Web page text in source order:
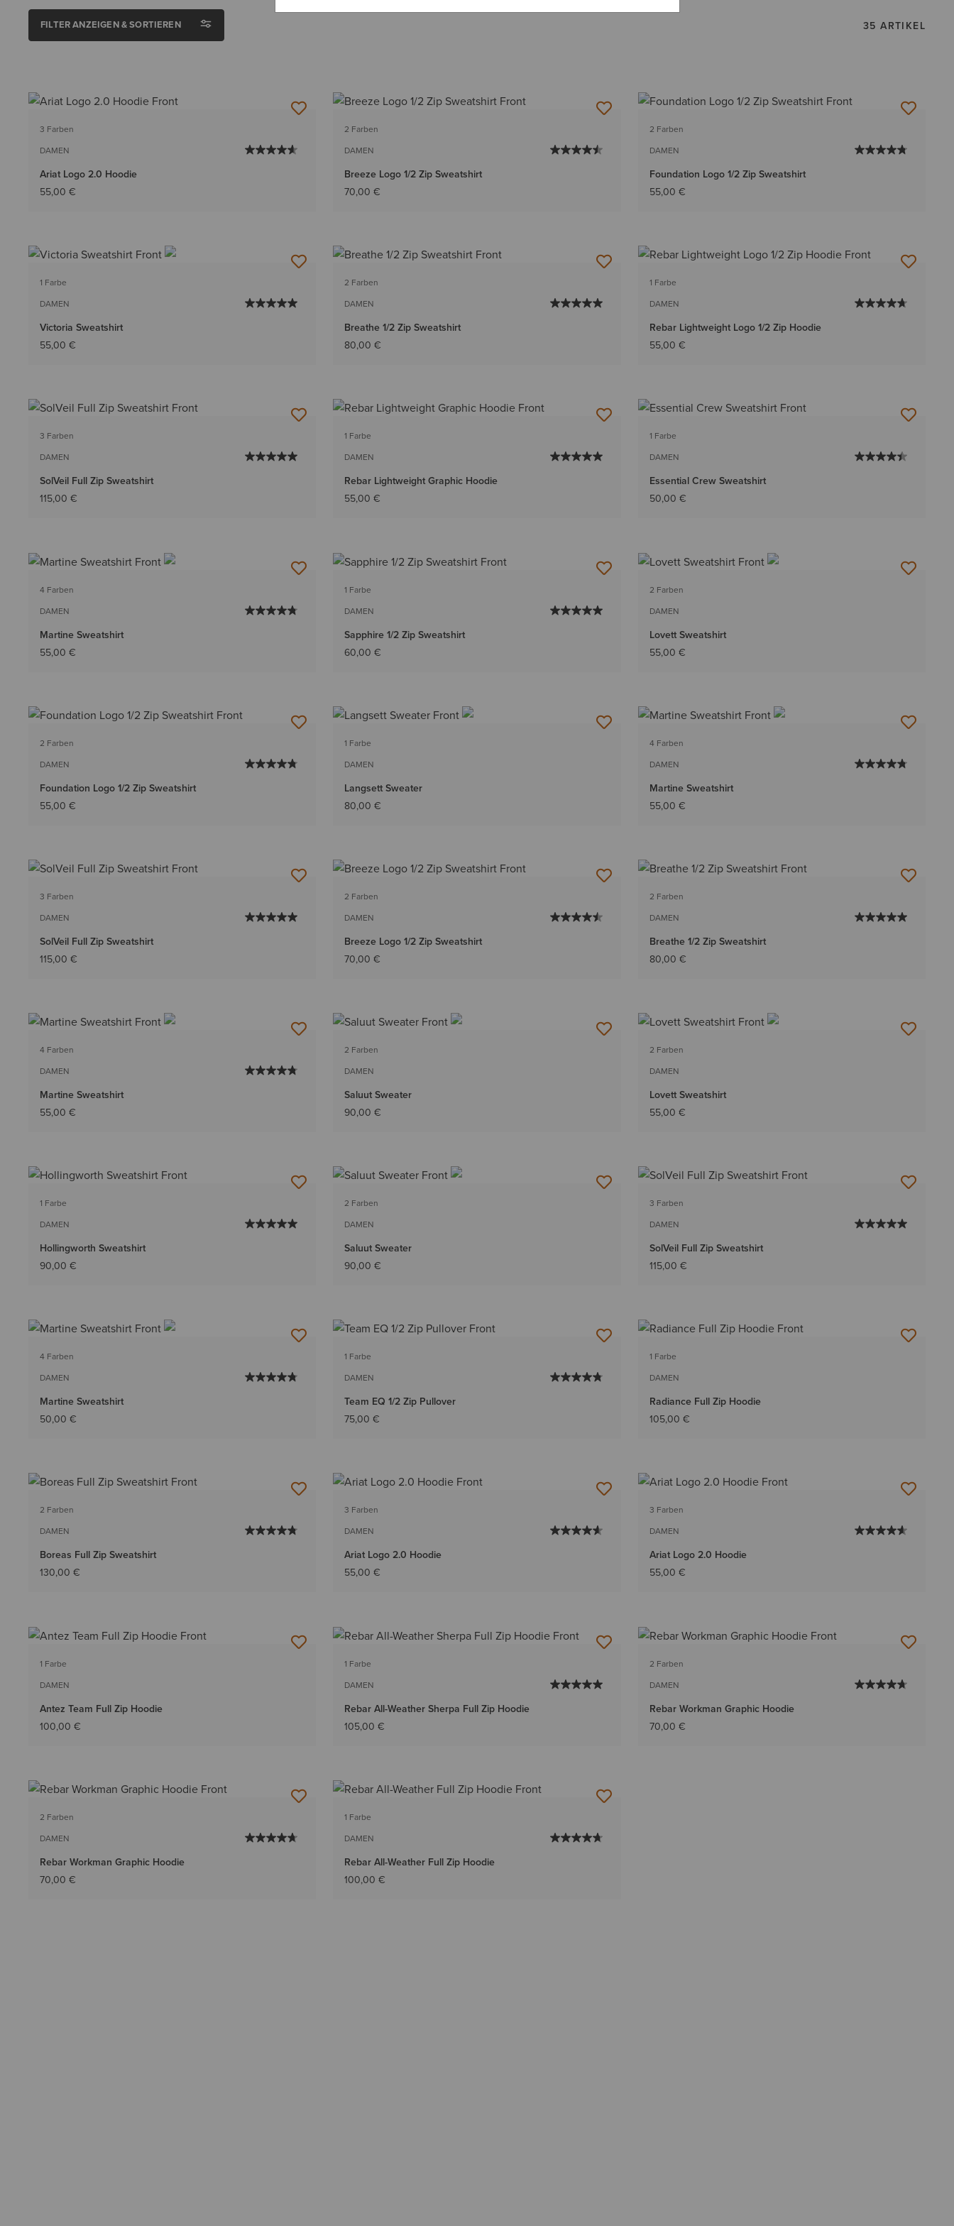
FILTER ANZEIGEN & SORTIEREN 35 ARTIKEL
3 Farben
DAMEN
Ariat Logo 2.0 Hoodie
55,00 €
2 Farben
DAMEN
Breeze Logo 1/2 Zip Sweatshirt
70,00 €
2 Farben
DAMEN
Foundation Logo 1/2 Zip Sweatshirt
55,00 €
1 Farbe
DAMEN
Victoria Sweatshirt
55,00 €
2 Farben
DAMEN
Breathe 1/2 Zip Sweatshirt
80,00 €
1 Farbe
DAMEN
Rebar Lightweight Logo 1/2 Zip Hoodie
55,00 €
3 Farben
DAMEN
SolVeil Full Zip Sweatshirt
115,00 €
1 Farbe
DAMEN
Rebar Lightweight Graphic Hoodie
55,00 €
1 Farbe
DAMEN
Essential Crew Sweatshirt
50,00 €
4 Farben
DAMEN
Martine Sweatshirt
55,00 €
1 Farbe
DAMEN
Sapphire 1/2 Zip Sweatshirt
60,00 €
2 Farben
DAMEN
Lovett Sweatshirt
55,00 €
2 Farben
DAMEN
Foundation Logo 1/2 Zip Sweatshirt
55,00 €
1 Farbe
DAMEN
Langsett Sweater
80,00 €
4 Farben
DAMEN
Martine Sweatshirt
55,00 €
3 Farben
DAMEN
SolVeil Full Zip Sweatshirt
115,00 €
2 Farben
DAMEN
Breeze Logo 1/2 Zip Sweatshirt
70,00 €
2 Farben
DAMEN
Breathe 1/2 Zip Sweatshirt
80,00 €
4 Farben
DAMEN
Martine Sweatshirt
55,00 €
2 Farben
DAMEN
Saluut Sweater
90,00 €
2 Farben
DAMEN
Lovett Sweatshirt
55,00 €
1 Farbe
DAMEN
Hollingworth Sweatshirt
90,00 €
2 Farben
DAMEN
Saluut Sweater
90,00 €
3 Farben
DAMEN
SolVeil Full Zip Sweatshirt
115,00 €
4 Farben
DAMEN
Martine Sweatshirt
50,00 €
1 Farbe
DAMEN
Team EQ 1/2 Zip Pullover
75,00 €
1 Farbe
DAMEN
Radiance Full Zip Hoodie
105,00 €
2 Farben
DAMEN
Boreas Full Zip Sweatshirt
130,00 €
3 Farben
DAMEN
Ariat Logo 2.0 Hoodie
55,00 €
3 Farben
DAMEN
Ariat Logo 2.0 Hoodie
55,00 €
1 Farbe
DAMEN
Antez Team Full Zip Hoodie
100,00 €
1 Farbe
DAMEN
Rebar All-Weather Sherpa Full Zip Hoodie
105,00 €
2 Farben
DAMEN
Rebar Workman Graphic Hoodie
70,00 €
2 Farben
DAMEN
Rebar Workman Graphic Hoodie
70,00 €
1 Farbe
DAMEN
Rebar All-Weather Full Zip Hoodie
100,00 €